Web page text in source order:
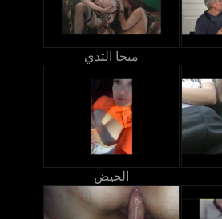
ميجا الثدي
الحيض